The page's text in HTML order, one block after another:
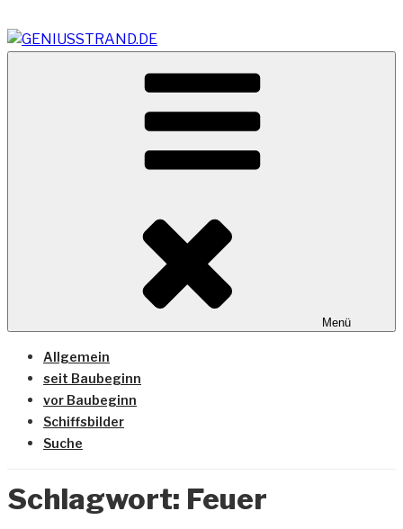
Inhalt
springen
GENIUSSTRAND.DE
Vom Geniusstrand zum JadeWeserPort/Container
Terminal Wilhelmshaven
Menü
Allgemein
seit Baubeginn
vor Baubeginn
Schiffsbilder
Suche
Schlagwort: Feuer